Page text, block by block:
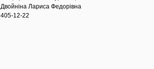
Двойніна Лариса Федорівна
405-12-22